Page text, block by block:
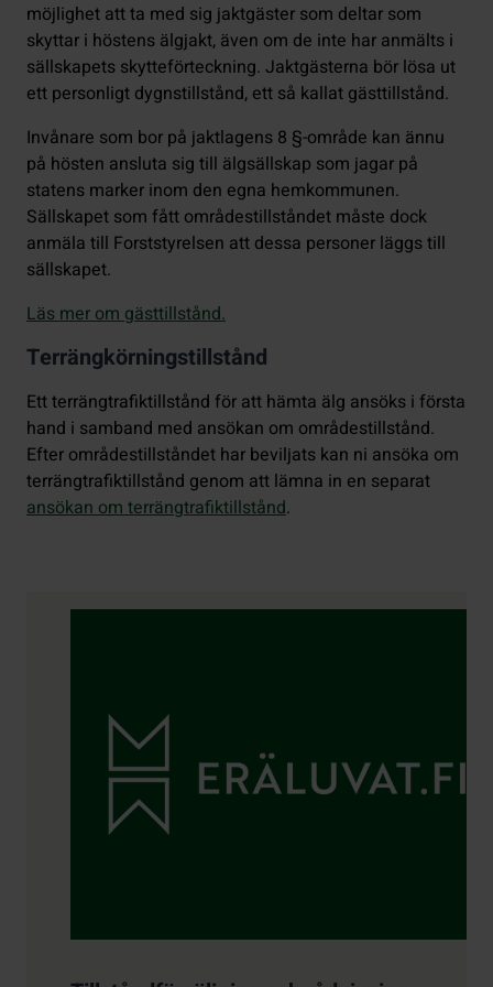
möjlighet att ta med sig jaktgäster som deltar som
skyttar i höstens älgjakt, även om de inte har anmälts i
sällskapets skytteförteckning. Jaktgästerna bör lösa ut
ett personligt dygnstillstånd, ett så kallat gästtillstånd.
Invånare som bor på jaktlagens 8 §-område kan ännu
på hösten ansluta sig till älgsällskap som jagar på
statens marker inom den egna hemkommunen.
Sällskapet som fått områdestillståndet måste dock
anmäla till Forststyrelsen att dessa personer läggs till
sällskapet.
Läs mer om gästtillstånd.
Terrängkörningstillstånd
Ett terrängtrafiktillstånd för att hämta älg ansöks i första
hand i samband med ansökan om områdestillstånd.
Efter områdestillståndet har beviljats kan ni ansöka om
terrängtrafiktillstånd genom att lämna in en separat
ansökan om terrängtrafiktillstånd.